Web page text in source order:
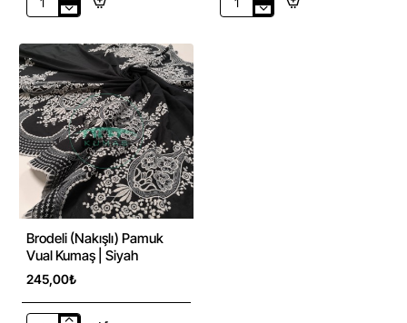
Brodeli
Pamuk
Vual
Kumaş
|
Pudra
17191_2
Brodeli
Brodeli (Nakışlı) Pamuk
Vual Kumaş | Siyah
245,00₺